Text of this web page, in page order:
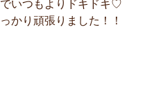
いつもよりドキドキ♡
かり頑張りました！！